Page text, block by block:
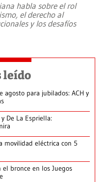
habla sobre el rol
el derecho al
y los desafíos
leído
agosto para jubilados: ACH y
De La Espriella:
movilidad eléctrica con 5
el bronce en los Juegos